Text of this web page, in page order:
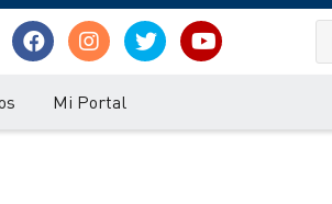
Mi Portal